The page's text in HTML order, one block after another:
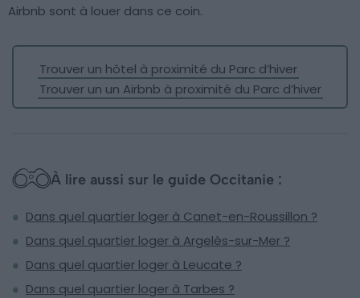
Airbnb sont à louer dans ce coin.
Trouver un hôtel à proximité du Parc d’hiver
Trouver un un Airbnb à proximité du Parc d’hiver
À lire aussi sur le guide Occitanie :
Dans quel quartier loger à Canet-en-Roussillon ?
Dans quel quartier loger à Argelès-sur-Mer ?
Dans quel quartier loger à Leucate ?
Dans quel quartier loger à Tarbes ?